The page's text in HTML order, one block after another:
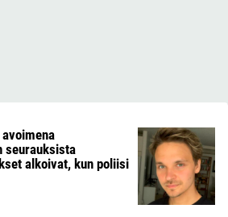
seurauksista
alkoivat, kun poliisi